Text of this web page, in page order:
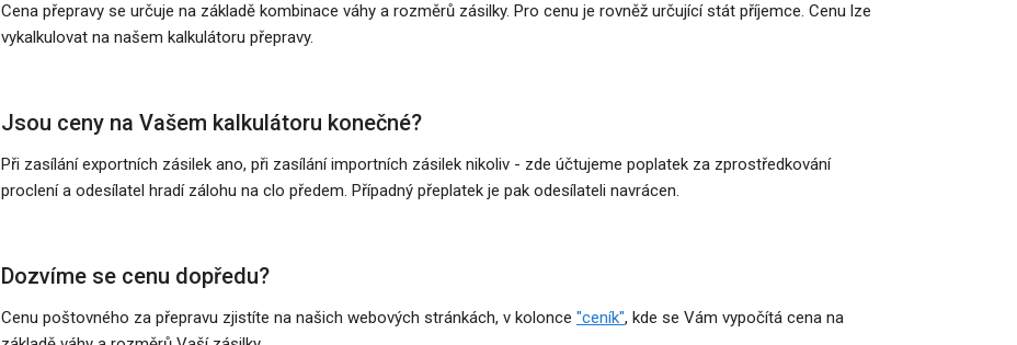
Cena přepravy se určuje na základě kombinace váhy a rozměrů zásilky. Pro cenu je rovněž určující stát příjemce. Cenu lze
vykalkulovat na našem kalkulátoru přepravy.
Jsou ceny na Vašem kalkulátoru konečné?
Při zasílání exportních zásilek ano, při zasílání importních zásilek nikoliv - zde účtujeme poplatek za zprostředkování
proclení a odesílatel hradí zálohu na clo předem. Případný přeplatek je pak odesílateli navrácen.
Dozvíme se cenu dopředu?
Cenu poštovného za přepravu zjistíte na našich webových stránkách, v kolonce "ceník", kde se Vám vypočítá cena na